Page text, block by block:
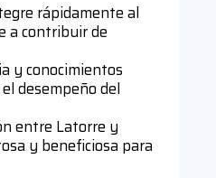
rápidamente al
a contribuir de
y conocimientos
desempeño del
entre Latorre y
y beneficiosa para